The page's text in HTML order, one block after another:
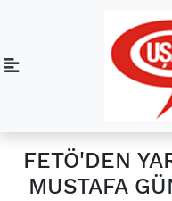
FETÖ'DEN
MUSTAFA